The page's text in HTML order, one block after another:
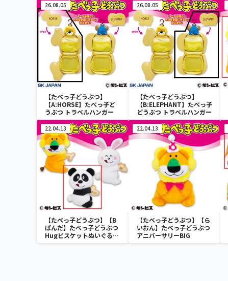
26.08.05
【たべっ子どうぶつ】
【A:HORSE】たべっ子ど
うぶつ トラベルハンガー
26.08.05
【たべっ子どうぶつ】
【B:ELEPHANT】たべっ子
どうぶつ トラベルハンガー
22.04.13
【たべっ子どうぶつ】【B
ぱんだ】たべっ子どうぶつ
Hugビスケットぬいぐるみ
2
22.04.13
【たべっ子どうぶつ】【ら
いおん】たべっ子どうぶつ
アニバーサリーBIG